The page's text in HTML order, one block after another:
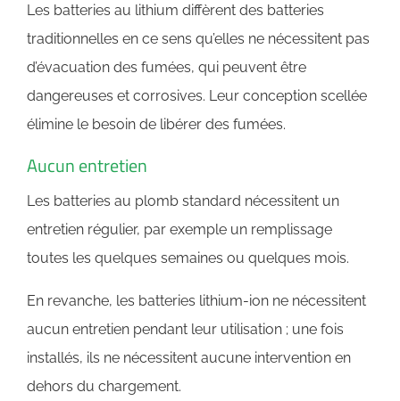
Les batteries au lithium diffèrent des batteries
traditionnelles en ce sens qu’elles ne nécessitent pas
d’évacuation des fumées, qui peuvent être
dangereuses et corrosives. Leur conception scellée
élimine le besoin de libérer des fumées.
Aucun entretien
Les batteries au plomb standard nécessitent un
entretien régulier, par exemple un remplissage
toutes les quelques semaines ou quelques mois.
En revanche, les batteries lithium-ion ne nécessitent
aucun entretien pendant leur utilisation ; une fois
installés, ils ne nécessitent aucune intervention en
dehors du chargement.